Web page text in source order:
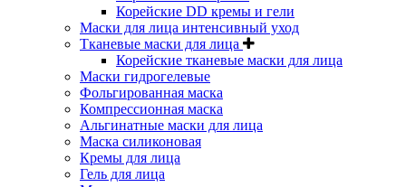
Корейские DD кремы и гели
Маски для лица интенсивный уход
Тканевые маски для лица
Корейские тканевые маски для лица
Маски гидрогелевые
Фольгированная маска
Компрессионная маска
Альгинатные маски для лица
Маска силиконовая
Кремы для лица
Гель для лица